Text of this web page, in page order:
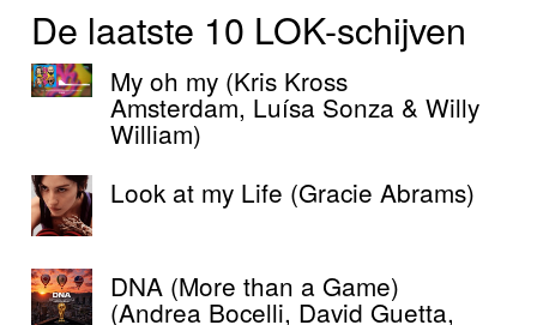
De laatste 10 LOK-schijven
My oh my (Kris Kross
Amsterdam, Luísa Sonza & Willy
William)
Look at my Life (Gracie Abrams)
DNA (More than a Game)
(Andrea Bocelli, David Guetta,